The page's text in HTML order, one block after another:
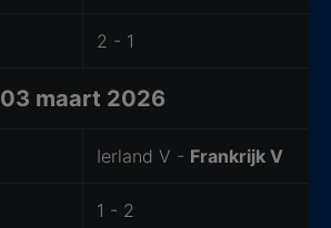
2 - 1
03 maart 2026
Ierland V - Frankrijk V
1 - 2